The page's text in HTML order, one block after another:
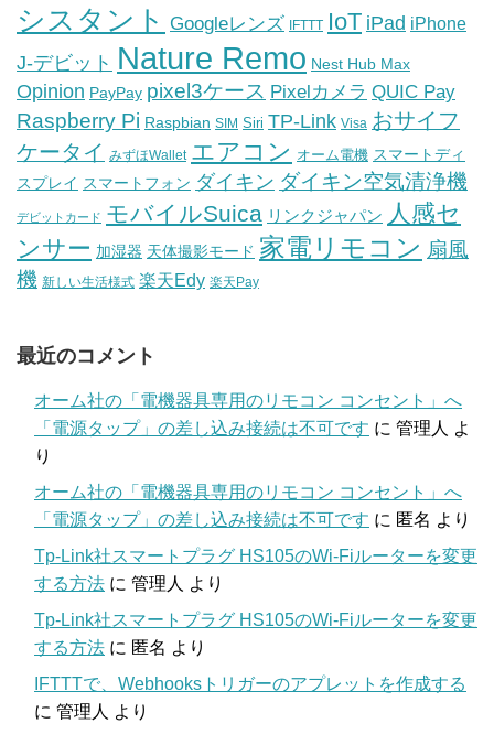
シスタント Googleレンズ IFTTT IoT iPad iPhone
J-デビット Nature Remo Nest Hub Max
Opinion PayPay pixel3ケース Pixelカメラ QUIC Pay
Raspberry Pi Raspbian SIM Siri TP-Link Visa おサイフ
ケータイ みずほWallet エアコン オーム電機 スマートディ
スプレイ スマートフォン ダイキン ダイキン空気清浄機
デビットカード モバイルSuica リンクジャパン 人感セ
ンサー 加湿器 天体撮影モード 家電リモコン 扇風
機 新しい生活様式 楽天Edy 楽天Pay
最近のコメント
オーム社の「電機器具専用のリモコン コンセント」へ
「電源タップ」の差し込み接続は不可です に 管理人 よ
り
オーム社の「電機器具専用のリモコン コンセント」へ
「電源タップ」の差し込み接続は不可です に 匿名 より
Tp-Link社スマートプラグ HS105のWi-Fiルーターを変更
する方法 に 管理人 より
Tp-Link社スマートプラグ HS105のWi-Fiルーターを変更
する方法 に 匿名 より
IFTTTで、Webhooksトリガーのアプレットを作成する
に 管理人 より